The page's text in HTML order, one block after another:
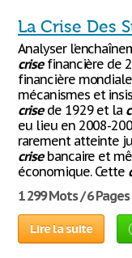
La Crise Des
Analyser
crisefinancière de
financière
mécanismes et
crisede 1929 et la
eu lieu en 2008-
rarement atteinte
crisebancaire et
économique. Cette
1 299 Mots / 6 Pages
Lire la suite